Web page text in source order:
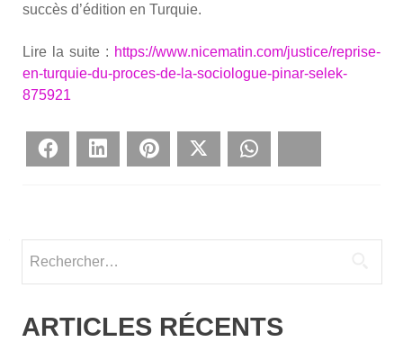
suc­cès d’é­di­tion en Tur­quie.
Lire la suite : https://www.nicematin.com/justice/reprise-
en-turquie-du-proces-de-la-sociologue-pinar-selek-
875921
Face­bookLin­ke­dIn Pin­te­rest Twit­ter
ARTICLES RÉCENTS